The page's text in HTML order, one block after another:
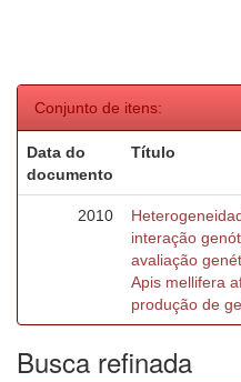
Conjunto de itens:
Data do
documento
Título
2010
interação
avaliação
Apis mellifera
produção de
Busca refinada